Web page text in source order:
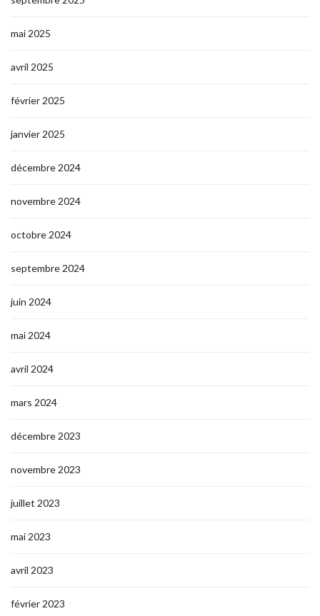
mai 2025
avril 2025
février 2025
janvier 2025
décembre 2024
novembre 2024
octobre 2024
septembre 2024
juin 2024
mai 2024
avril 2024
mars 2024
décembre 2023
novembre 2023
juillet 2023
mai 2023
avril 2023
février 2023